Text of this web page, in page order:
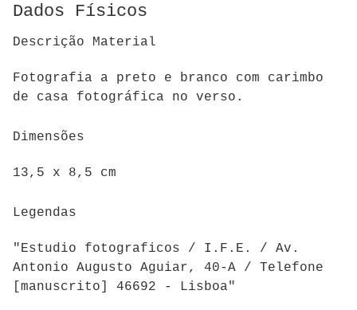
Dados Físicos
Descrição Material
Fotografia a preto e branco com carimbo
de casa fotográfica no verso.
Dimensões
13,5 x 8,5 cm
Legendas
"Estudio fotograficos / I.F.E. / Av.
Antonio Augusto Aguiar, 40-A / Telefone
[manuscrito] 46692 - Lisboa"